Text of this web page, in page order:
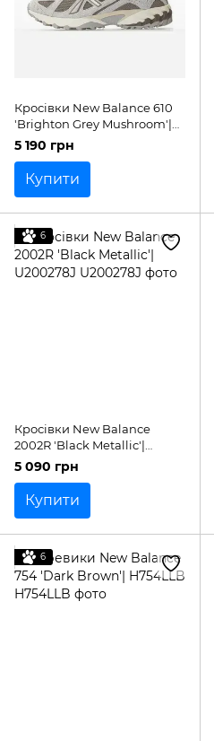
Кросівки New Balance 610
'Brighton Grey Mushroom'|
ML610TE
5 190 грн
Купити
6
Кросівки New Balance
2002R 'Black Metallic'|
U200278J
5 090 грн
Купити
6